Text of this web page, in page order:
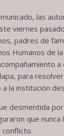
las
viernes
padres de
Humanos de
para
la institución
desmentida
que nunca